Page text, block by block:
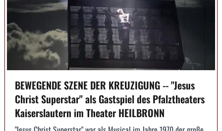
BEWEGENDE SZENE DER KREUZIGUNG -- "Jesus
Christ Superstar" als Gastspiel des Pfalztheaters
Kaiserslautern im Theater HEILBRONN